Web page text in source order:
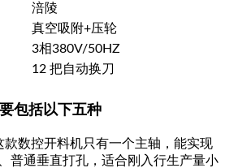
涪陵
真空吸附+压轮
3相380V/50HZ
12 把自动换刀
包括以下五种
款数控开料机只有一个主轴，能实现
普通垂直打孔，适合刚入行生产量小